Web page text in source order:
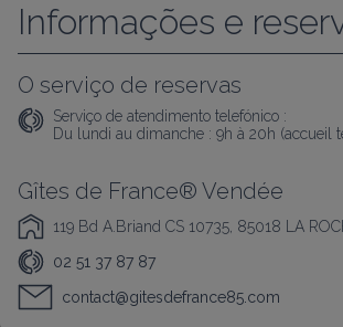
Informações e
O serviço de reservas
Serviço de atendimento telefónico :
Du lundi au dimanche : 9h à 20h (accueil
Gîtes de France® Vendée
119 Bd A.Briand CS 10735, 85018 LA
02 51 37 87 87
contact@gitesdefrance85.com